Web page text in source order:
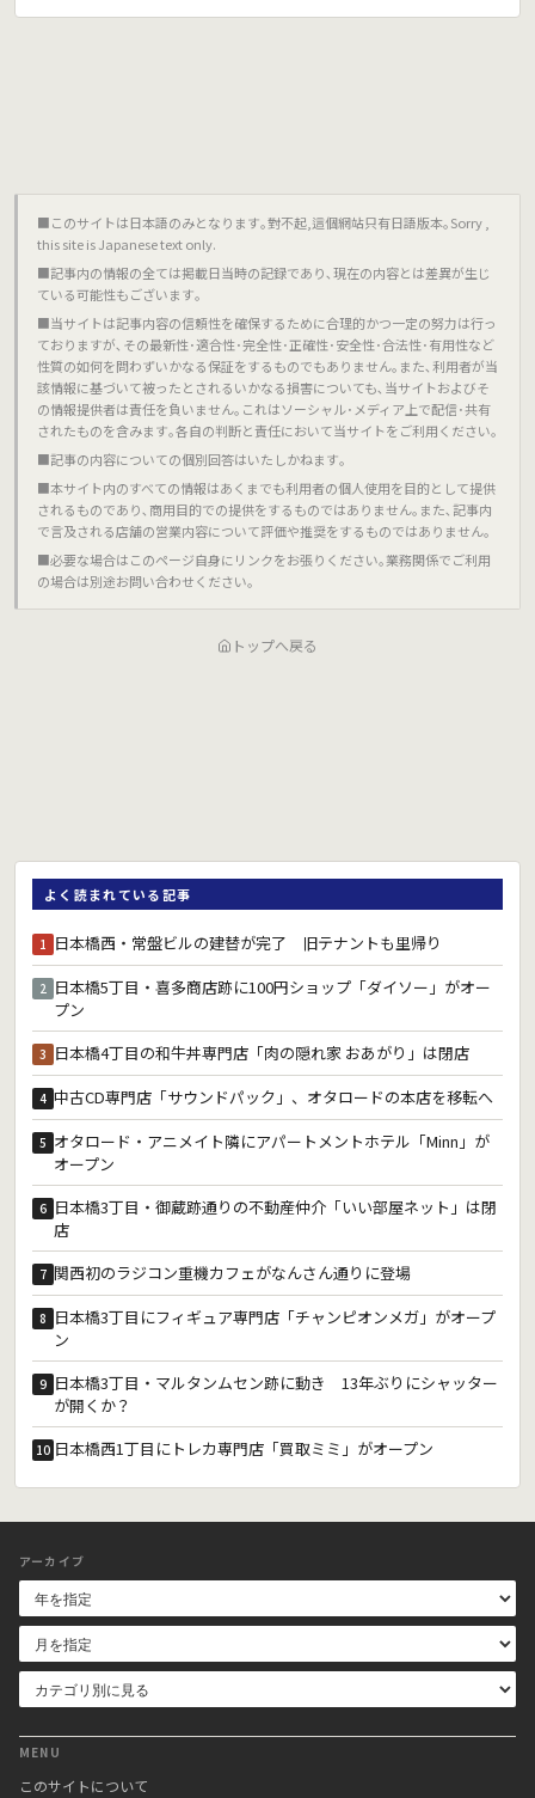
■このサイトは日本語のみとなります｡對不起,這個網站只有日語版本｡Sorry ,
this site is Japanese text only.
■記事内の情報の全ては掲載日当時の記録であり､現在の内容とは差異が生じ
ている可能性もございます｡
■当サイトは記事内容の信頼性を確保するために合理的かつ一定の努力は行っ
ておりますが､その最新性･適合性･完全性･正確性･安全性･合法性･有用性など
性質の如何を問わずいかなる保証をするものでもありません｡また､利用者が当
該情報に基づいて被ったとされるいかなる損害についても､当サイトおよびそ
の情報提供者は責任を負いません｡これはソーシャル･メディア上で配信･共有
されたものを含みます｡各自の判断と責任において当サイトをご利用ください｡
■記事の内容についての個別回答はいたしかねます｡
■本サイト内のすべての情報はあくまでも利用者の個人使用を目的として提供
されるものであり､商用目的での提供をするものではありません｡また､記事内
で言及される店舗の営業内容について評価や推奨をするものではありません｡
■必要な場合はこのページ自身にリンクをお張りください｡業務関係でご利用
の場合は別途お問い合わせください｡
トップへ戻る
よく読まれている記事
1 日本橋西・常盤ビルの建替が完了 旧テナントも里帰り
2 日本橋5丁目・喜多商店跡に100円ショップ「ダイソー」がオー
プン
3 日本橋4丁目の和牛丼専門店「肉の隠れ家 おあがり」は閉店
4 中古CD専門店「サウンドパック」、オタロードの本店を移転へ
5 オタロード・アニメイト隣にアパートメントホテル「Minn」が
オープン
6 日本橋3丁目・御蔵跡通りの不動産仲介「いい部屋ネット」は閉
店
7 関西初のラジコン重機カフェがなんさん通りに登場
8 日本橋3丁目にフィギュア専門店「チャンピオンメガ」がオープ
ン
9 日本橋3丁目・マルタンムセン跡に動き 13年ぶりにシャッター
が開くか？
10 日本橋西1丁目にトレカ専門店「買取ミミ」がオープン
アーカイブ
MENU
このサイトについて